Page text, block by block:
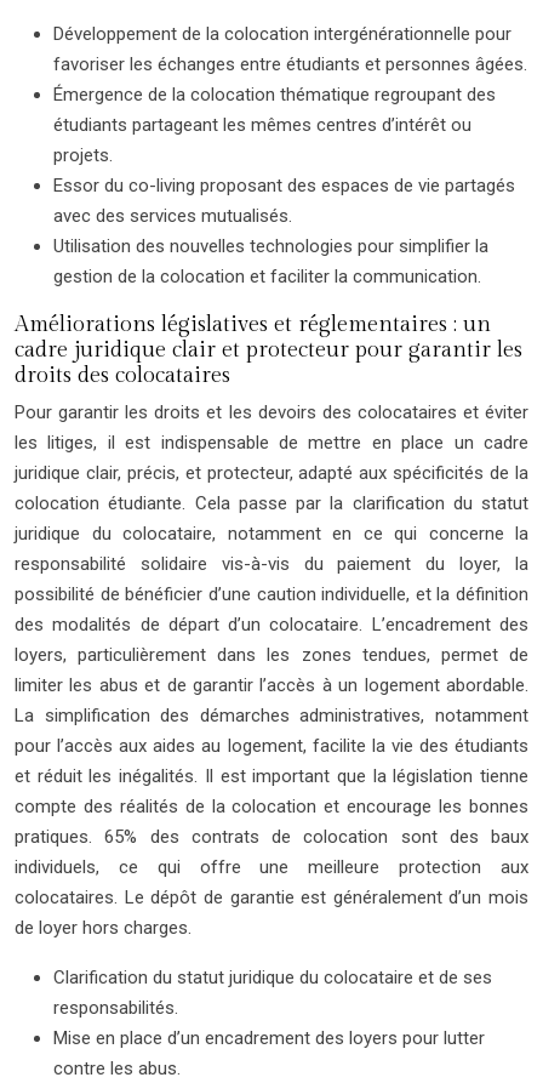
Développement de la colocation intergénérationnelle pour
favoriser les échanges entre étudiants et personnes âgées.
Émergence de la colocation thématique regroupant des
étudiants partageant les mêmes centres d’intérêt ou
projets.
Essor du co-living proposant des espaces de vie partagés
avec des services mutualisés.
Utilisation des nouvelles technologies pour simplifier la
gestion de la colocation et faciliter la communication.
Améliorations législatives et réglementaires : un
cadre juridique clair et protecteur pour garantir les
droits des colocataires
Pour garantir les droits et les devoirs des colocataires et éviter
les litiges, il est indispensable de mettre en place un cadre
juridique clair, précis, et protecteur, adapté aux spécificités de la
colocation étudiante. Cela passe par la clarification du statut
juridique du colocataire, notamment en ce qui concerne la
responsabilité solidaire vis-à-vis du paiement du loyer, la
possibilité de bénéficier d’une caution individuelle, et la définition
des modalités de départ d’un colocataire. L’encadrement des
loyers, particulièrement dans les zones tendues, permet de
limiter les abus et de garantir l’accès à un logement abordable.
La simplification des démarches administratives, notamment
pour l’accès aux aides au logement, facilite la vie des étudiants
et réduit les inégalités. Il est important que la législation tienne
compte des réalités de la colocation et encourage les bonnes
pratiques. 65% des contrats de colocation sont des baux
individuels, ce qui offre une meilleure protection aux
colocataires. Le dépôt de garantie est généralement d’un mois
de loyer hors charges.
Clarification du statut juridique du colocataire et de ses
responsabilités.
Mise en place d’un encadrement des loyers pour lutter
contre les abus.